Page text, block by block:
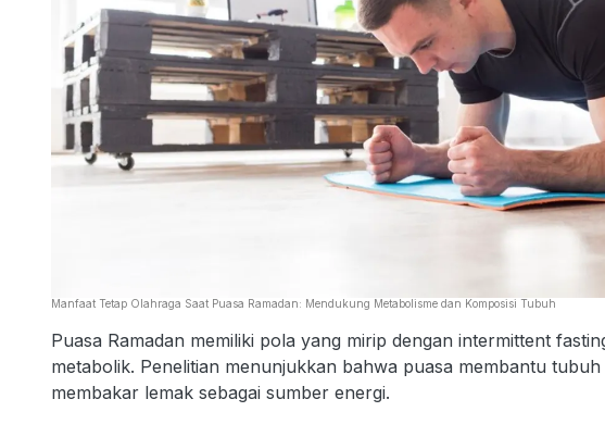
Manfaat Tetap Olahraga Saat Puasa Ramadan: Mendukung Metabolisme dan Komposisi Tubuh
Puasa Ramadan memiliki pola yang mirip dengan intermittent
metabolik. Penelitian menunjukkan bahwa puasa membantu
membakar lemak sebagai sumber energi.